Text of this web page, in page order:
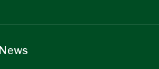
News